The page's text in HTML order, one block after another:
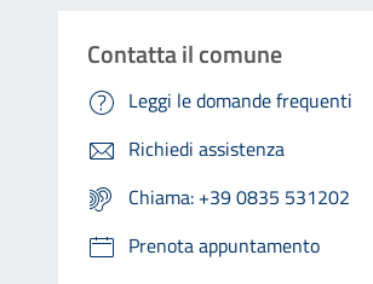
Contatta il comune
Leggi le domande frequenti
Richiedi assistenza
Chiama: +39 0835 531202
Prenota appuntamento